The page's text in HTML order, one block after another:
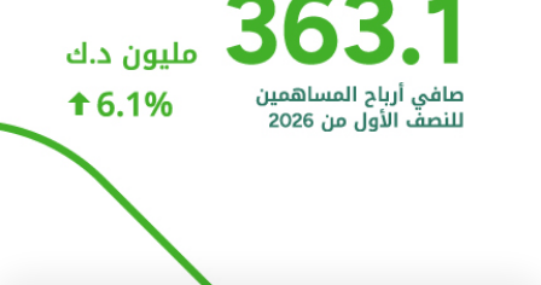
خدمة "بيتك" للتداول الإلكتروني
البطاقات
"برامج العملاء"